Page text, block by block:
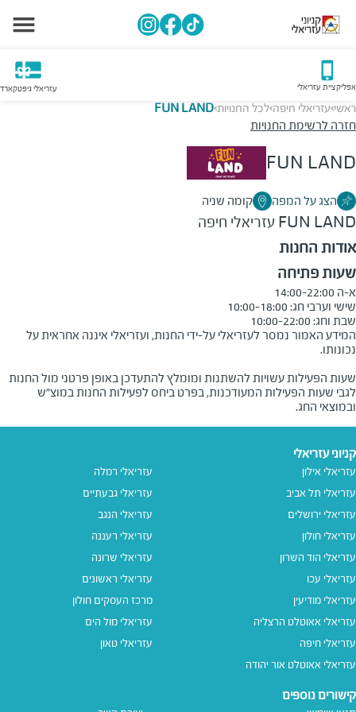
אפליקציית עזריאלי עזריאלי גיפטקארד
ראשי>עזריאלי חיפה>לכל החנויות>
FUN LAND
חזרה לרשימת החנויות
FUN LAND
הצג על המפה קומה שניה
FUN LAND עזריאלי חיפה
אודות החנות
שעות פתיחה
שבת וחג: 10:00-22:00
המידע האמור נמסר לעזריאלי על-ידי החנות, ועזריאלי איננה אחראית על
שעות הפעילות עשויות להשתנות ומומלץ להתעדכן באופן פרטני מול החנות
לגבי שעות הפעילות המעודכנות, בפרט ביחס לפעילות החנות במוצ"ש
ובמוצאי החג.
קניוני עזריאלי
עזריאלי אילון
עזריאלי תל אביב
עזריאלי ירושלים
עזריאלי חולון
עזריאלי הוד השרון
עזריאלי עכו
עזריאלי מודיעין
עזריאלי אאוטלט הרצליה
עזריאלי חיפה
עזריאלי אאוטלט אור יהודה
עזריאלי רמלה
עזריאלי גבעתיים
עזריאלי הנגב
עזריאלי רעננה
עזריאלי שרונה
עזריאלי ראשונים
מרכז העסקים חולון
עזריאלי מול הים
עזריאלי טאון
קישורים נוספים